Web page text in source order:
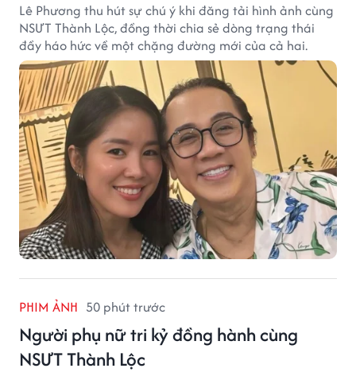
Lê Phương thu hút sự chú ý khi đăng tải hình ảnh cùng
NSƯT Thành Lộc, đồng thời chia sẻ dòng trạng thái
đầy háo hức về một chặng đường mới của cả hai.
PHIM ẢNH 50 phút trước
Người phụ nữ tri kỷ đồng hành cùng
NSƯT Thành Lộc